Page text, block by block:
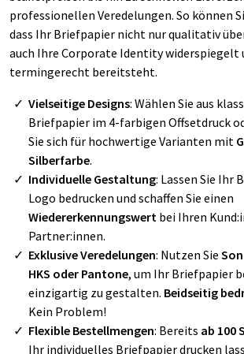
professionellen Veredelungen. So können
dass Ihr Briefpapier nicht nur qualitativ
auch Ihre Corporate Identity widerspiegelt
termingerecht bereitsteht.
Vielseitige Designs: Wählen Sie aus
Briefpapier im 4-farbigen Offsetdruck
Sie sich für hochwertige Varianten mit
Silberfarbe.
Individuelle Gestaltung: Lassen Sie Ihr
Logo bedrucken und schaffen Sie einen
Wiedererkennungswert bei Ihren
Partner:innen.
Exklusive Veredelungen: Nutzen Sie
HKS oder Pantone, um Ihr Briefpapier
einzigartig zu gestalten. Beidseitig
Kein Problem!
Flexible Bestellmengen: Bereits ab 100
Ihr individuelles Briefpapier drucken